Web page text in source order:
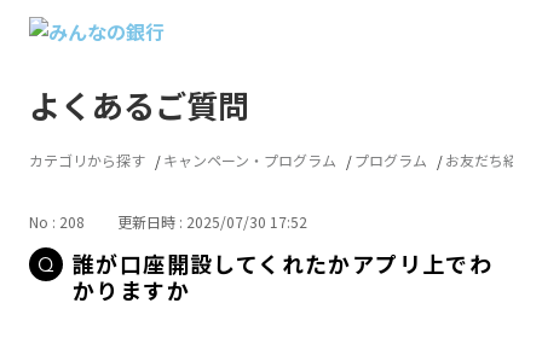
よくあるご質問
カテゴリから探す キャンペーン・プログラム プログラム お友だち紹介
No : 208 更新日時 : 2025/07/30 17:52
誰が口座開設してくれたかアプリ上でわ
かりますか